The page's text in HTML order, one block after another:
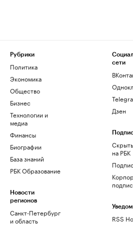
Рубрики
Политика
Экономика
Общество
Бизнес
Технологии и
медиа
Финансы
Биографии
База знаний
РБК Образование
Новости
регионов
Санкт-Петербург
и область
сети
Дзен
на РБК
RSS